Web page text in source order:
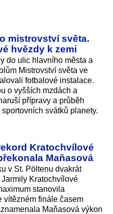
mistrovství světa.
hvězdy k zemi
do ulic hlavního města a
Mistrovství světa ve
fotbalové instalace.
o vyšších mzdách a
přípravy a průběh
svátků planety.
Kratochvílové
Maňasová
v St. Pöltenu dvakrát
Kratochvílové
stanovila
vítězném finále časem
Maňasová výkon